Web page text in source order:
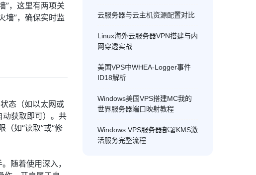
”，这里有两项关
墙”，确保实时监
态（如以太网或
动获取即可）。共
（如“读取”或“修
随着使用深入，
云服务器与云主机资源配置对比
Linux海外云服务器VPN搭建与内
网穿透实战
美国VPS中WHEA-Logger事件
ID18解析
Windows美国VPS搭建MC我的
世界服务器端口映射教程
Windows VPS服务器部署KMS激
活服务完整流程